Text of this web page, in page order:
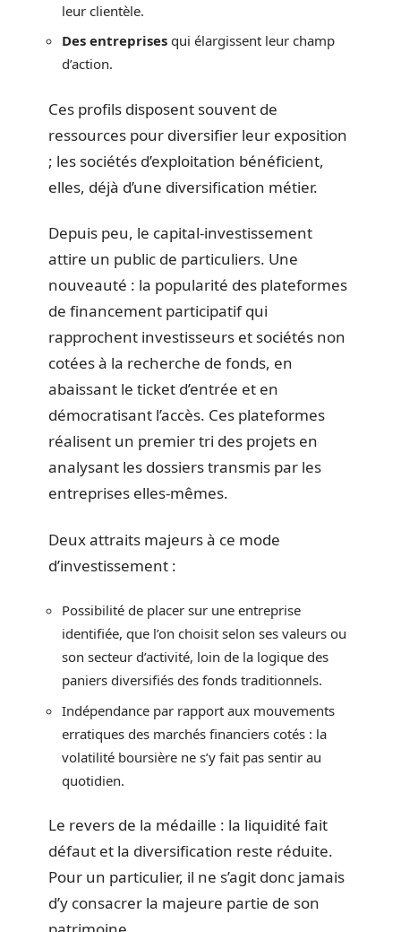
leur clientèle.
Des entreprises qui élargissent leur champ
d’action.
Ces profils disposent souvent de
ressources pour diversifier leur exposition
; les sociétés d’exploitation bénéficient,
elles, déjà d’une diversification métier.
Depuis peu, le capital-investissement
attire un public de particuliers. Une
nouveauté : la popularité des plateformes
de financement participatif qui
rapprochent investisseurs et sociétés non
cotées à la recherche de fonds, en
abaissant le ticket d’entrée et en
démocratisant l’accès. Ces plateformes
réalisent un premier tri des projets en
analysant les dossiers transmis par les
entreprises elles-mêmes.
Deux attraits majeurs à ce mode
d’investissement :
Possibilité de placer sur une entreprise
identifiée, que l’on choisit selon ses valeurs ou
son secteur d’activité, loin de la logique des
paniers diversifiés des fonds traditionnels.
Indépendance par rapport aux mouvements
erratiques des marchés financiers cotés : la
volatilité boursière ne s’y fait pas sentir au
quotidien.
Le revers de la médaille : la liquidité fait
défaut et la diversification reste réduite.
Pour un particulier, il ne s’agit donc jamais
d’y consacrer la majeure partie de son